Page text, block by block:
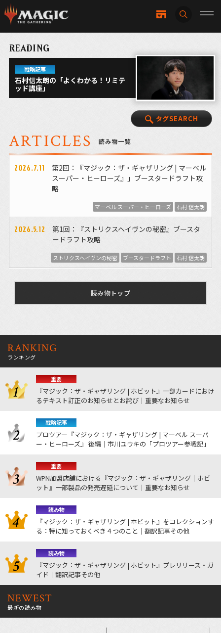
READING
戦略記事
石村信太朗の「よくわかる！リミテ
ッド講座」
タグSEARCH
ARTICLES 読み物一覧
2026.7.11
第2回：『マジック：ザ・ギャザリング | マーベル
スーパー・ヒーローズ』」ブースタードラフト攻
略
マーベル スーパー・ヒーローズ 石村 信太朗
2026.5.12
第1回：『ストリクスヘイヴンの秘密』ブースタ
ードラフト攻略
ストリクスヘイヴンの秘密 ブースタードラフト 石村 信太朗
読み物トップ
RANKING
ランキング
重要
『マジック：ザ・ギャザリング | ホビット』一部カードにおけ
るテキスト訂正のお知らせとお詫び｜重要なお知らせ
戦略記事
プロツアー『マジック：ザ・ギャザリング | マーベル スーパ
ー・ヒーローズ』 後編｜市川ユウキの「プロツアー参戦記」
重要
WPN加盟店舗における『マジック：ザ・ギャザリング｜ホビ
ット』一部製品の発売遅延について｜重要なお知らせ
読み物
『マジック：ザ・ギャザリング | ホビット』をコレクションす
る：特に知っておくべき４つのこと｜翻訳記事その他
読み物
『マジック：ザ・ギャザリング | ホビット』プレリリース・ガ
イド｜翻訳記事その他
NEWEST
最新の読み物